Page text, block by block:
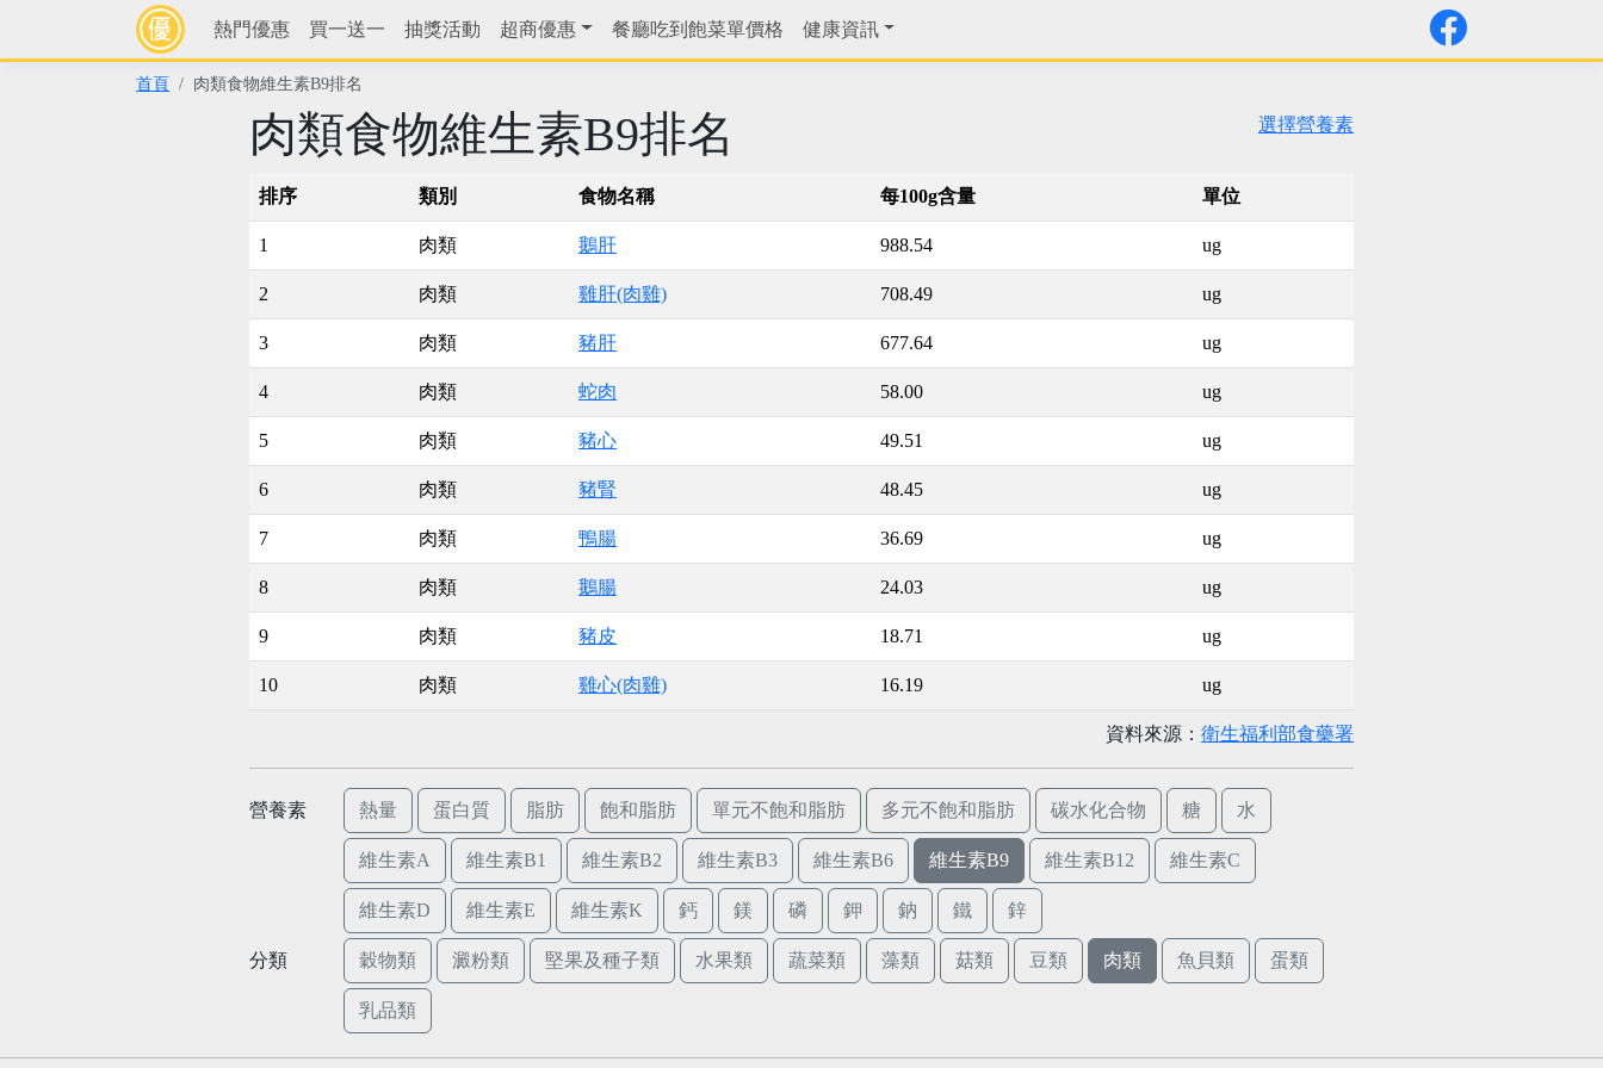
熱門優惠 買一送一 抽獎活動 超商優惠 餐廳吃到飽菜單價格 健康資訊
首頁 肉類食物維生素B9排名
選擇營養素
肉類食物維生素B9排名
排序 類別 食物名稱 每100g含量 單位
1 肉類 鵝肝 988.54 ug
2 肉類 雞肝(肉雞) 708.49 ug
3 肉類 豬肝 677.64 ug
4 肉類 蛇肉 58.00 ug
5 肉類 豬心 49.51 ug
6 肉類 豬腎 48.45 ug
7 肉類 鴨腸 36.69 ug
8 肉類 鵝腸 24.03 ug
9 肉類 豬皮 18.71 ug
10 肉類 雞心(肉雞) 16.19 ug
資料來源： 衛生福利部食藥署
營養素 熱量 蛋白質 脂肪 飽和脂肪 單元不飽和脂肪 多元不飽和脂肪 碳水化合物 糖 水
維生素A 維生素B1 維生素B2 維生素B3 維生素B6 維生素B9 維生素B12 維生素C
維生素D 維生素E 維生素K 鈣 鎂 磷 鉀 鈉 鐵 鋅
分類 穀物類 澱粉類 堅果及種子類 水果類 蔬菜類 藻類 菇類 豆類 肉類 魚貝類 蛋類
乳品類